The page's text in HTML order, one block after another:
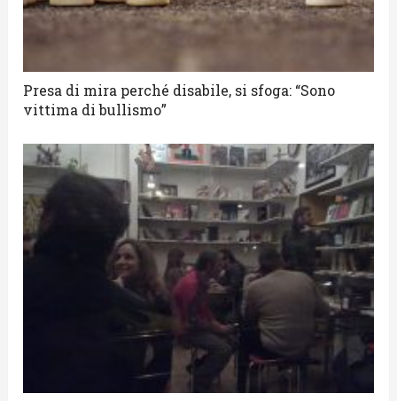
Presa di mira perché disabile, si sfoga: “Sono
vittima di bullismo”